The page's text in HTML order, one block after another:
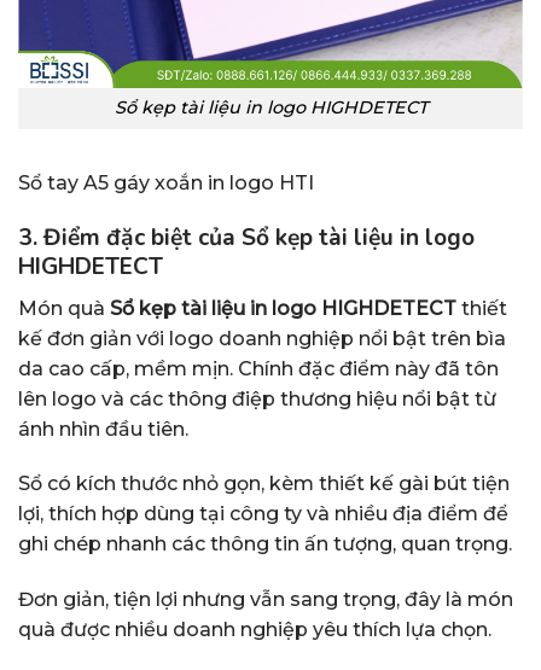
Sổ kẹp tài liệu in logo HIGHDETECT
Sổ tay A5 gáy xoắn in logo HTI
3. Điểm đặc biệt của Sổ kẹp tài liệu in logo
HIGHDETECT
Món quà Sổ kẹp tài liệu in logo HIGHDETECT thiết
kế đơn giản với logo doanh nghiệp nổi bật trên bìa
da cao cấp, mềm mịn. Chính đặc điểm này đã tôn
lên logo và các thông điệp thương hiệu nổi bật từ
ánh nhìn đầu tiên.
Sổ có kích thước nhỏ gọn, kèm thiết kế gài bút tiện
lợi, thích hợp dùng tại công ty và nhiều địa điểm để
ghi chép nhanh các thông tin ấn tượng, quan trọng.
Đơn giản, tiện lợi nhưng vẫn sang trọng, đây là món
quà được nhiều doanh nghiệp yêu thích lựa chọn.